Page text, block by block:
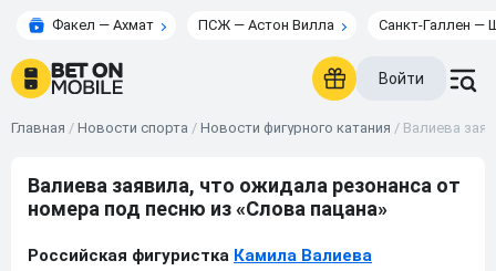
Факел — Ахмат ПСЖ — Астон Вилла Санкт-Галлен —
Войти
Главная / Новости спорта / Новости фигурного катания / Валиева
Валиева заявила, что ожидала резонанса от
номера под песню из «Слова пацана»
Российская фигуристка Камила Валиева